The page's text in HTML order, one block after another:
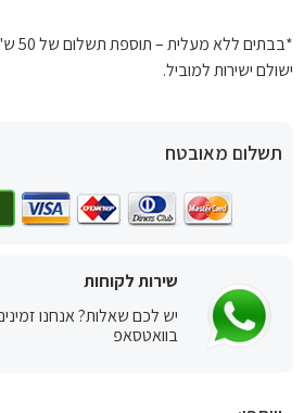
ישולם ישירות למוביל.
תשלום מאובטח
שירות לקוחות
יש לכם שאלות? אנחנו
בוואטסאפ